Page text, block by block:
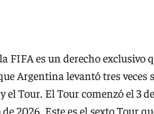
FIFA es un derecho exclusivo
Argentina levantó tres veces
Tour. El Tour comenzó el 3
2026. Este es el sexto Tour